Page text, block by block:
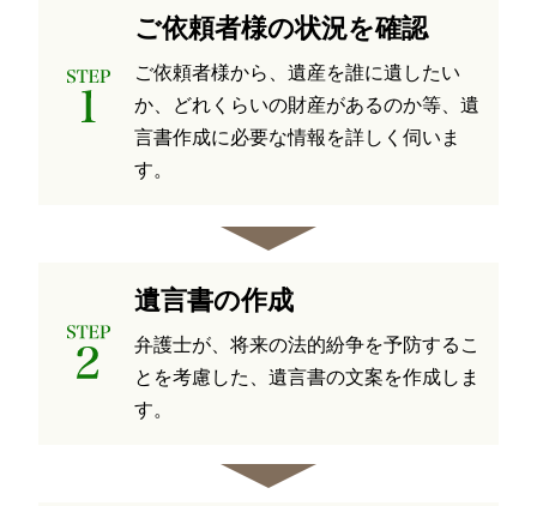
ご依頼者様の状況を確認
ご依頼者様から、遺産を誰に遺したい
か、どれくらいの財産があるのか等、遺
言書作成に必要な情報を詳しく伺いま
す。
遺言書の作成
弁護士が、将来の法的紛争を予防するこ
とを考慮した、遺言書の文案を作成しま
す。